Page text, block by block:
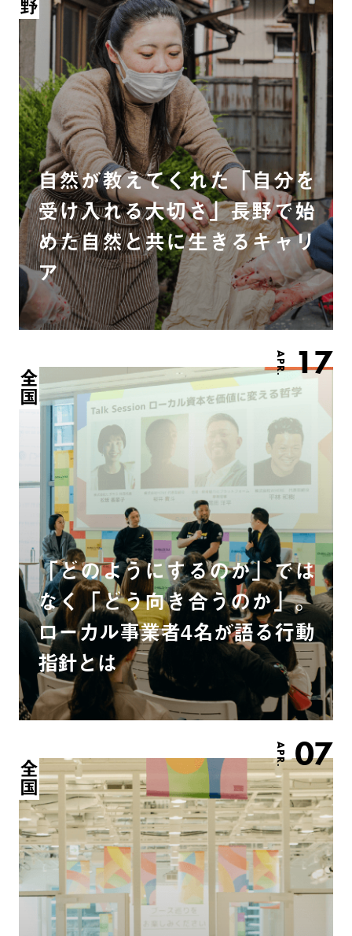
自然が教えてくれた「自分を
受け入れる大切さ」長野で始
めた自然と共に生きるキャリ
ア
APR. 17
全国
「どのようにするのか」では
なく「どう向き合うのか」。
ローカル事業者4名が語る行動
指針とは
APR. 07
全国